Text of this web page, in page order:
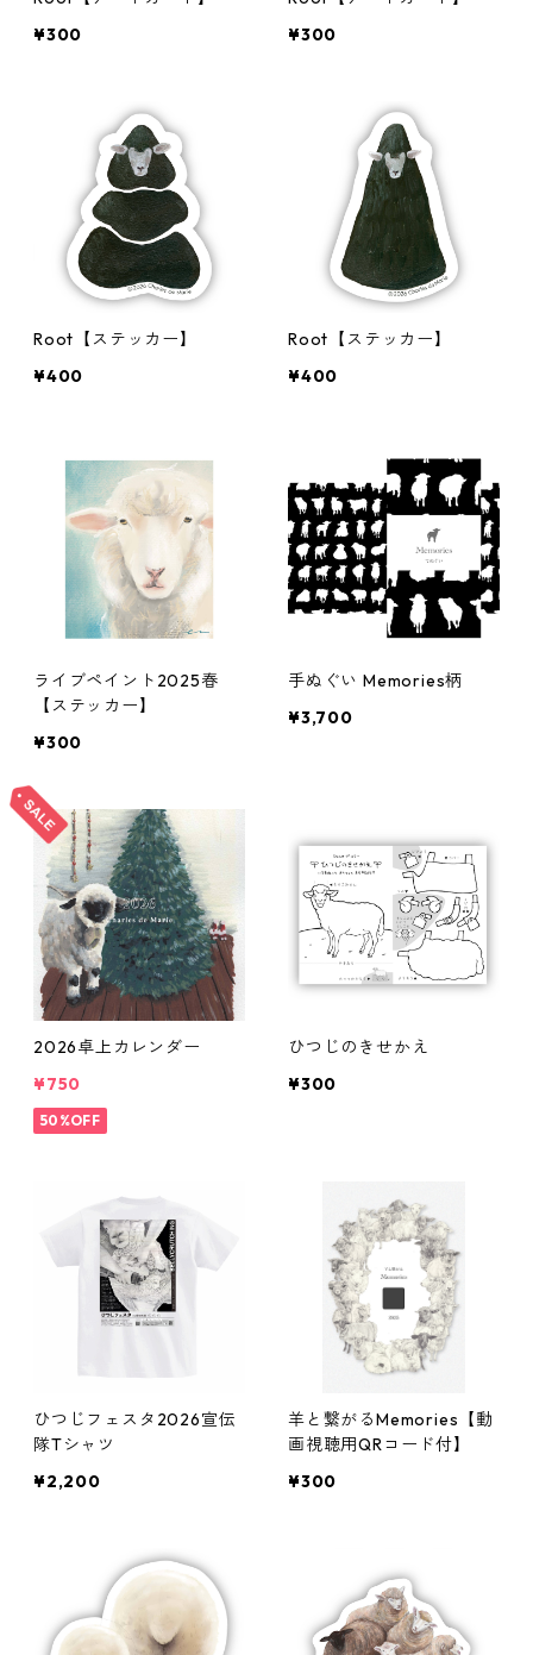
¥300
¥300
Root【ステッカー】
¥400
Root【ステッカー】
¥400
ライブペイント2025春
【ステッカー】
¥300
手ぬぐい Memories柄
¥3,700
2026卓上カレンダー
¥750
50%OFF
ひつじのきせかえ
¥300
ひつじフェスタ2026宣伝
隊Tシャツ
¥2,200
羊と繋がるMemories【動
画視聴用QRコード付】
¥300